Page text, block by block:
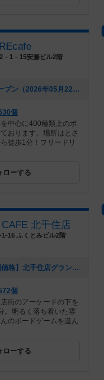
－1－15安藤ビル2階
[NEW] 6/7 カタンオープン（2026年05月22日 08時24分）
個
中心に400種類上のボ
おります。場所はとさ
徒歩1分！フリードリ
ローする
北千住店
16 ふくとみビル2階
[NEW] 【オープン特別価格】北千住店グランドオープンとキャンペーンのご案内（2026年01月09日 14時39分）
個
街のアーケードの下を
。明るく落ち着いた雰
のボードゲームを遊ん
ローする